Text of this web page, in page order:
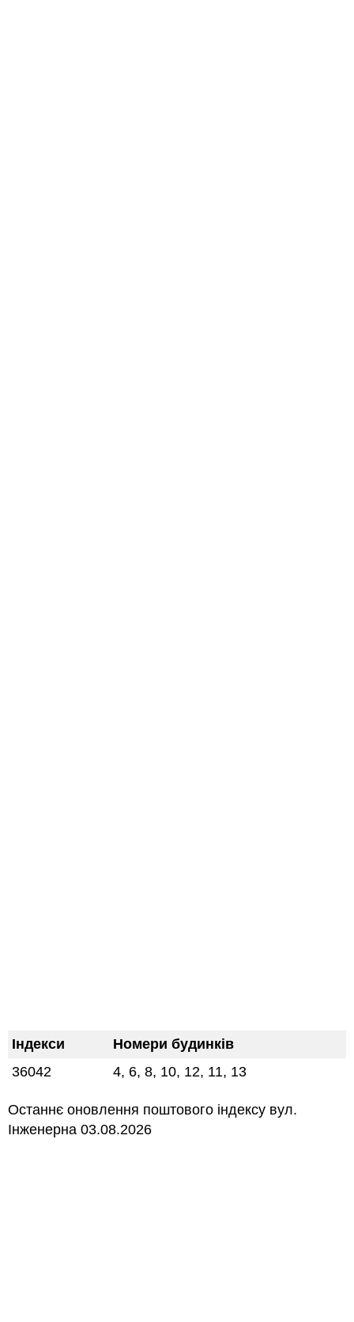
Індекси
Номери будинків
36042
4, 6, 8, 10, 12, 11, 13
Останнє оновлення поштового індексу вул.
Інженерна 03.08.2026